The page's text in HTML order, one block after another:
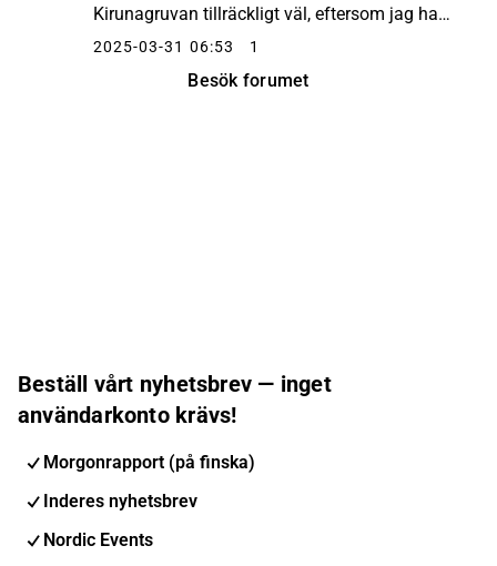
Kirunagruvan tillräckligt väl, eftersom jag har
varit inne i gruvan, sett
2025-03-31 06:53 1
Besök forumet
Beställ vårt nyhetsbrev — inget
användarkonto krävs!
Morgonrapport (på finska)
Inderes nyhetsbrev
Nordic Events